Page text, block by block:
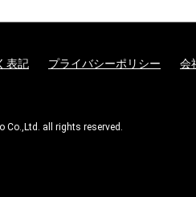
表記 プライバシーポリシー 会
Co.,Ltd. all rights reserved.